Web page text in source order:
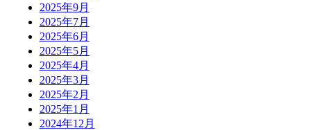
2025年9月
2025年7月
2025年6月
2025年5月
2025年4月
2025年3月
2025年2月
2025年1月
2024年12月